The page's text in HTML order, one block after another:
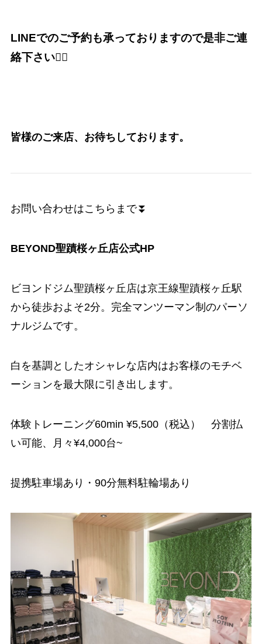
LINEでのご予約も承っておりますので是非ご連
絡下さい🙇‍♂️
皆様のご来店、お待ちしております。
お問い合わせはこちらまで⏬
BEYOND聖蹟桜ヶ丘店公式HP
ビヨンドジム聖蹟桜ヶ丘店は京王線聖蹟桜ヶ丘駅
から徒歩およそ2分。完全マンツーマン制のパーソ
ナルジムです。
白を基調としたオシャレな店内はお客様のモチベ
ーションを最大限に引き出します。
体験トレーニング60min ¥5,500（税込） 分割払
い可能、月々¥4,000台~
提携駐車場あり・90分無料駐輪場あり